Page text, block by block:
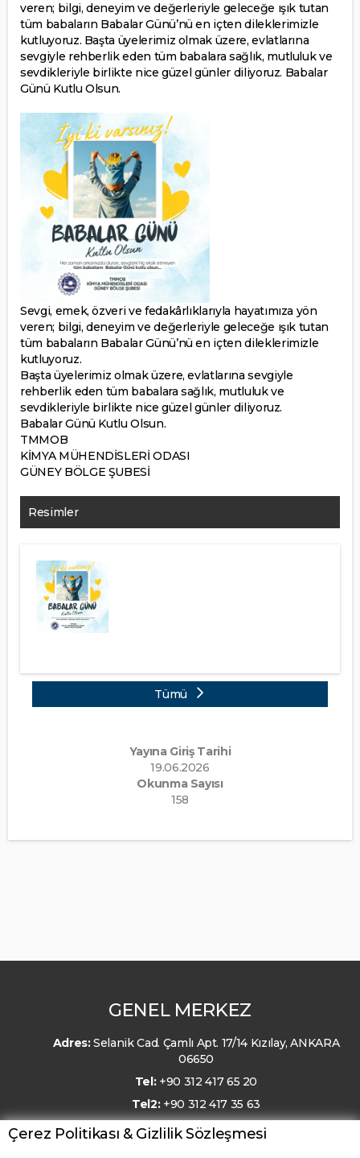
veren; bilgi, deneyim ve değerleriyle geleceğe ışık tutan
tüm babaların Babalar Günü’nü en içten dileklerimizle
kutluyoruz. Başta üyelerimiz olmak üzere, evlatlarına
sevgiyle rehberlik eden tüm babalara sağlık, mutluluk ve
sevdikleriyle birlikte nice güzel günler diliyoruz. Babalar
Günü Kutlu Olsun.
Sevgi, emek, özveri ve fedakârlıklarıyla hayatımıza yön
veren; bilgi, deneyim ve değerleriyle geleceğe ışık tutan
tüm babaların Babalar Günü’nü en içten dileklerimizle
kutluyoruz.
Başta üyelerimiz olmak üzere, evlatlarına sevgiyle
rehberlik eden tüm babalara sağlık, mutluluk ve
sevdikleriyle birlikte nice güzel günler diliyoruz.
Babalar Günü Kutlu Olsun.
TMMOB
KİMYA MÜHENDİSLERİ ODASI
GÜNEY BÖLGE ŞUBESİ
Resimler
Tümü
Yayına Giriş Tarihi
19.06.2026
Okunma Sayısı
158
GENEL MERKEZ
Adres:Selanik Cad. Çamlı Apt. 17/14 Kızılay, ANKARA
06650
Tel: +90 312 417 65 20
Tel2: +90 312 417 35 63
E-Posta: kmo@kmo.org.tr
Çerez Politikası & Gizlilik Sözleşmesi